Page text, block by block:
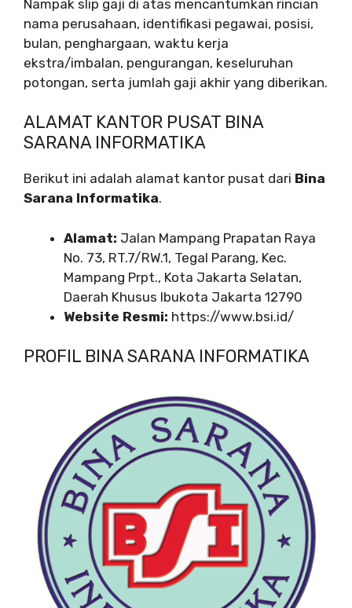
Nampak slip gaji di atas mencantumkan rincian
nama perusahaan, identifikasi pegawai, posisi,
bulan, penghargaan, waktu kerja
ekstra/imbalan, pengurangan, keseluruhan
potongan, serta jumlah gaji akhir yang diberikan.
ALAMAT KANTOR PUSAT BINA
SARANA INFORMATIKA
Berikut ini adalah alamat kantor pusat dari Bina
Sarana Informatika.
Alamat: Jalan Mampang Prapatan Raya
No. 73, RT.7/RW.1, Tegal Parang, Kec.
Mampang Prpt., Kota Jakarta Selatan,
Daerah Khusus Ibukota Jakarta 12790
Website Resmi: https://www.bsi.id/
PROFIL BINA SARANA INFORMATIKA